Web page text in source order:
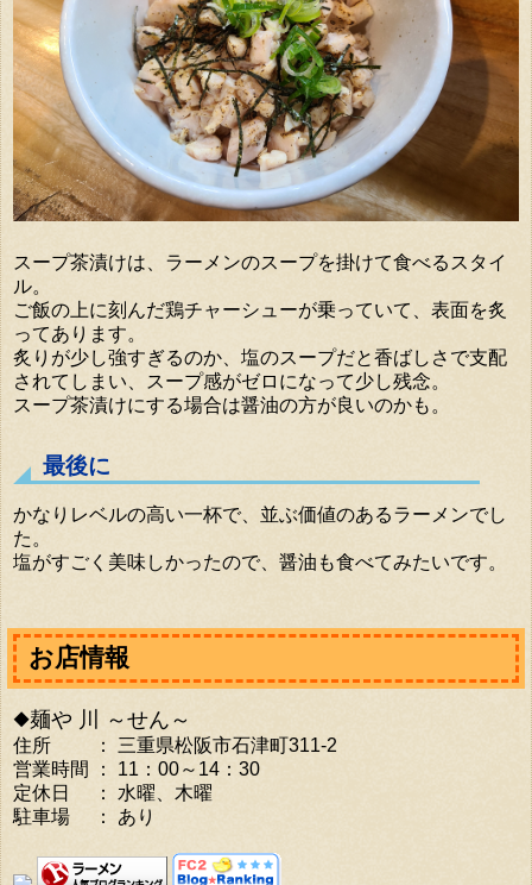
スープ茶漬けは、ラーメンのスープを掛けて食べるスタイ
ル。
ご飯の上に刻んだ鶏チャーシューが乗っていて、表面を炙
ってあります。
炙りが少し強すぎるのか、塩のスープだと香ばしさで支配
されてしまい、スープ感がゼロになって少し残念。
スープ茶漬けにする場合は醤油の方が良いのかも。
最後に
かなりレベルの高い一杯で、並ぶ価値のあるラーメンでし
た。
塩がすごく美味しかったので、醤油も食べてみたいです。
お店情報
◆麺や 川 ～せん～
住所 ： 三重県松阪市石津町311-2
営業時間 ： 11：00～14：30
定休日 ： 水曜、木曜
駐車場 ： あり